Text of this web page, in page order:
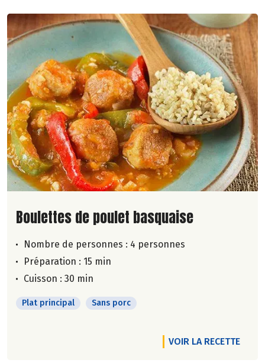
Lire la suite de la recette
Boulettes de poulet basquaise
Nombre de personnes : 4 personnes
Préparation : 15 min
Cuisson : 30 min
Plat principal Sans porc
VOIR LA RECETTE